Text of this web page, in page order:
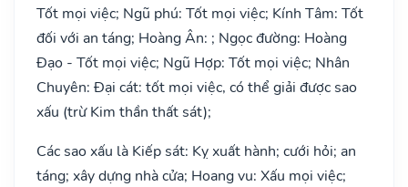
Tốt mọi việc; Ngũ phú: Tốt mọi việc; Kính Tâm: Tốt
đối với an táng; Hoàng Ân: ; Ngọc đường: Hoàng
Đạo - Tốt mọi việc; Ngũ Hợp: Tốt mọi việc; Nhân
Chuyên: Đại cát: tốt mọi việc, có thể giải được sao
xấu (trừ Kim thần thất sát);
Các sao xấu là Kiếp sát: Kỵ xuất hành; cưới hỏi; an
táng; xây dựng nhà cửa; Hoang vu: Xấu mọi việc;